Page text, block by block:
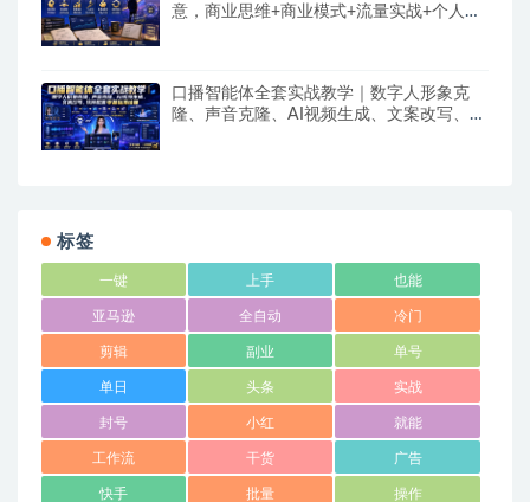
意，商业思维+商业模式+流量实战+个人成
口播智能体全套实战教学｜数字人形象克
隆、声音克隆、AI视频生成、文案改写、软
标签
一键 上手 也能
亚马逊 全自动 冷门
剪辑 副业 单号
单日 头条 实战
封号 小红 就能
工作流 干货 广告
快手 批量 操作